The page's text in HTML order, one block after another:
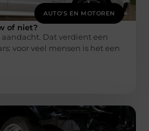
AUTO'S EN MOTOREN
of niet?
Dat verdient een
voor veel mensen is het een